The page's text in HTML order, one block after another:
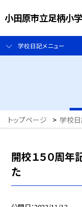
小田原市立足柄小
学校日記メニュー
トップページ > 学校
開校１５０周年
た